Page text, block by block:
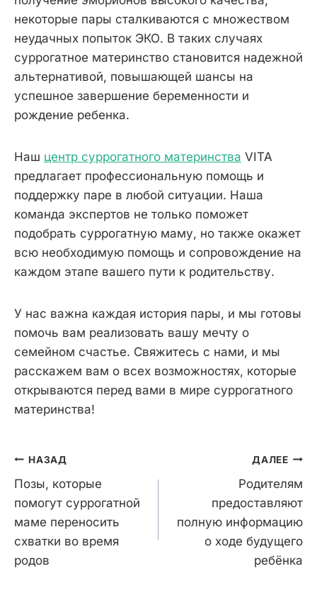
некоторые пары сталкиваются с множеством
неудачных попыток ЭКО. В таких случаях
суррогатное материнство становится надежной
альтернативой, повышающей шансы на
успешное завершение беременности и
рождение ребенка.
Наш центр суррогатного материнства VITA
предлагает профессиональную помощь и
поддержку паре в любой ситуации. Наша
команда экспертов не только поможет
подобрать суррогатную маму, но также окажет
всю необходимую помощь и сопровождение на
каждом этапе вашего пути к родительству.
У нас важна каждая история пары, и мы готовы
помочь вам реализовать вашу мечту о
семейном счастье. Свяжитесь с нами, и мы
расскажем вам о всех возможностях, которые
открываются перед вами в мире суррогатного
материнства!
Навигация
по
записям
НАЗАД
Позы, которые
помогут суррогатной
маме переносить
схватки во время
родов
ДАЛЕЕ
Родителям
предоставляют
полную информацию
о ходе будущего
ребёнка